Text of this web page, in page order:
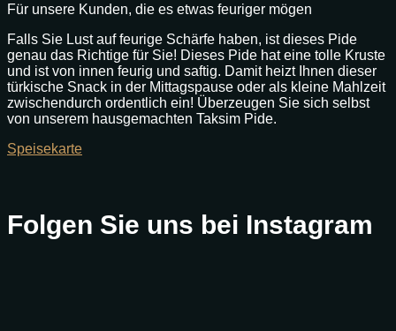
Für unsere Kunden, die es etwas feuriger mögen
Falls Sie Lust auf feurige Schärfe haben, ist dieses Pide
genau das Richtige für Sie! Dieses Pide hat eine tolle Kruste
und ist von innen feurig und saftig. Damit heizt Ihnen dieser
türkische Snack in der Mittagspause oder als kleine Mahlzeit
zwischendurch ordentlich ein! Überzeugen Sie sich selbst
von unserem hausgemachten Taksim Pide.
Speisekarte
Folgen Sie uns bei Instagram